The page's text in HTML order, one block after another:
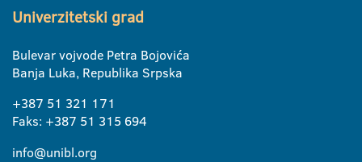
Univerzitetski grad
Bulevar vojvode Petra Bojovića
Banja Luka, Republika Srpska
+387 51 321 171
Faks: +387 51 315 694
info@unibl.org